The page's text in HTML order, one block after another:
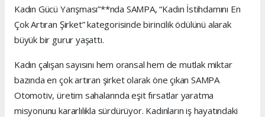
Kadın Gücü Yarışması”**nda SAMPA, “Kadın İstihdamını En
Çok Artıran Şirket” kategorisinde birincilik ödülünü alarak
büyük bir gurur yaşattı.
Kadın çalışan sayısını hem oransal hem de mutlak miktar
bazında en çok artıran şirket olarak öne çıkan SAMPA
Otomotiv, üretim sahalarında eşit fırsatlar yaratma
misyonunu kararlılıkla sürdürüyor. Kadınların iş hayatındaki